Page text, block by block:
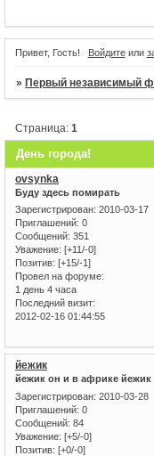
Привет, Гость! Войдитеили
»Первый независимый
День города!
Страница:1
ovsynka
Буду здесь помирать
Зарегистрирован: 2010-03-17
Приглашений: 0
Сообщений: 351
Уважение: [+11/-0]
Позитив: [+15/-1]
Провел на форуме:
1 день 4 часа
Последний визит:
2012-02-16 01:44:55
йежик
йежик он и в африке йежик
Зарегистрирован: 2010-03-28
Приглашений: 0
Сообщений: 84
Уважение: [+5/-0]
Позитив: [+0/-0]